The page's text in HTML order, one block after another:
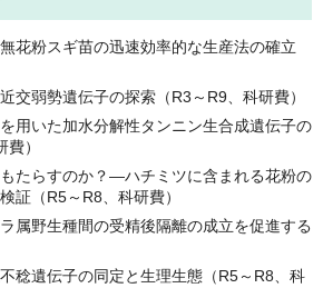
花粉スギ苗の迅速効率的な生産法の確立
交弱勢遺伝子の探索（R3～R9、科研費）
用いた加水分解性タンニン生合成遺伝子の
）
たらすのか？—ハチミツに含まれる花粉の
証（R5～R8、科研費）
属野生種間の受精後隔離の成立を促進する
稔遺伝子の同定と生理生態（R5～R8、科